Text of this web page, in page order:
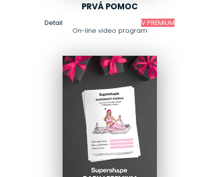
PRVÁ POMOC
On-line video program
Detail V PREMIUM